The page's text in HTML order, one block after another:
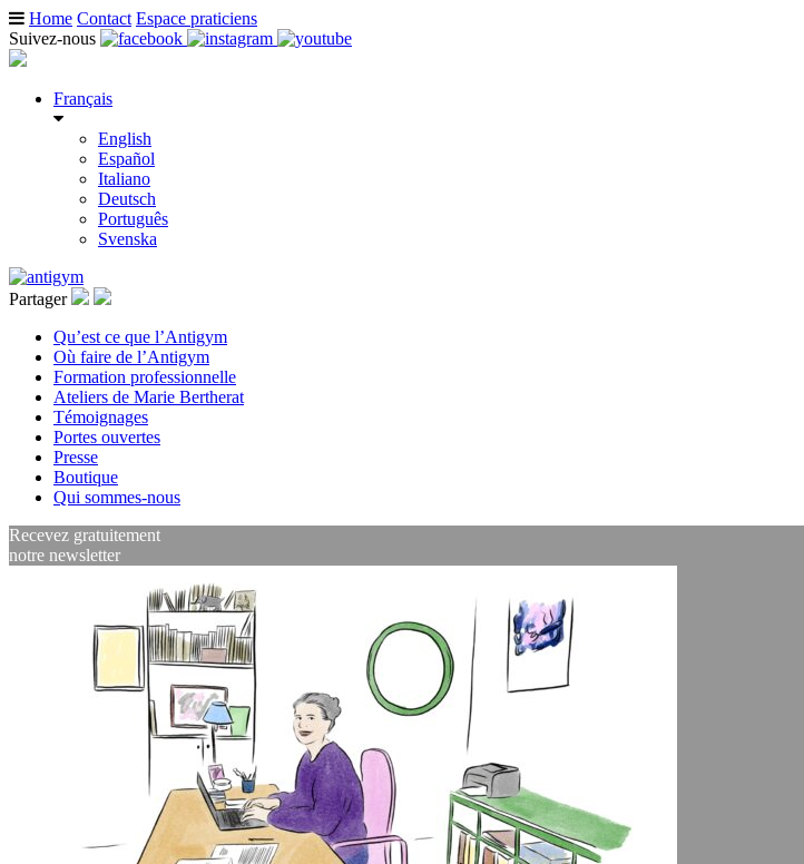
Home Contact Espace praticiens
Suivez-nous
Français
English
Español
Italiano
Deutsch
Português
Svenska
Partager
Qu’est ce que l’Antigym
Où faire de l’Antigym
Formation professionnelle
Ateliers de Marie Bertherat
Témoignages
Portes ouvertes
Presse
Boutique
Qui sommes-nous
Recevez gratuitement
notre newsletter